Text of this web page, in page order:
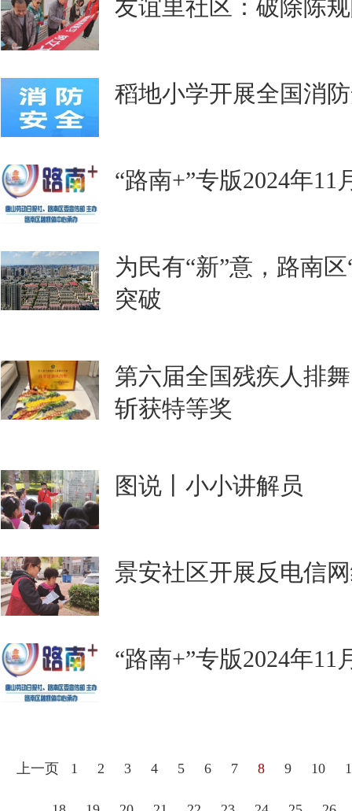
友谊里社区：破除陈
稻地小学开展全国消
“路南+”专版2024年11
为民有“新”意，路南
突破
第六届全国残疾人排
斩获特等奖
图说丨小小讲解员
景安社区开展反电信
“路南+”专版2024年11
上一页 1 2 3 4 5 6 7 8 9 10